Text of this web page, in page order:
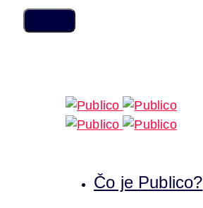
Skip
links
Skip
Čo je Publico?